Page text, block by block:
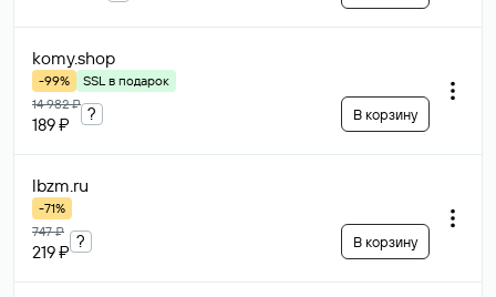
komy.shop
-99%
SSL в подарок
14 982 ₽
189 ₽
? В корзину
lbzm.ru
-71%
747 ₽
219 ₽
? В корзину